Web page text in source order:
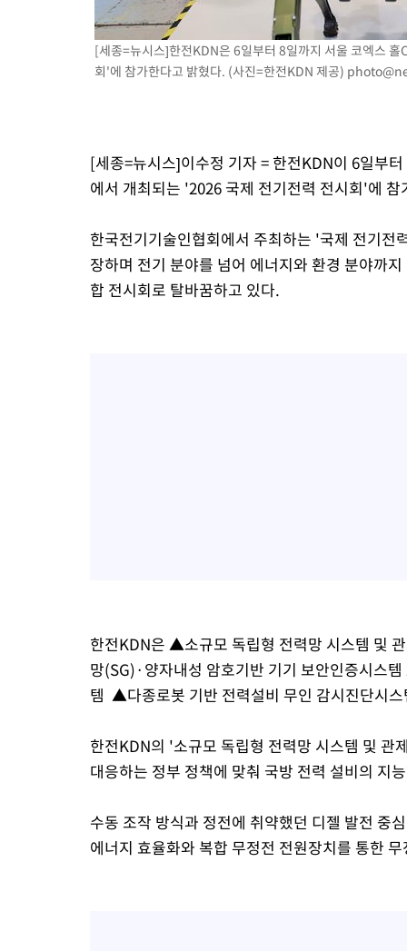
[속보]뉴욕증시 상승 마감…S&P 0.6% 나스닥 1.3%↑
[세종=뉴시스]한전KDN은 6일부터 8일까지 서울 코엑스
회'에 참가한다고 밝혔다. (사진=한전KDN 제공)
[세종=뉴시스]이수정 기자 = 한전KDN이 6일부
에서 개최되는 '2026 국제 전기전력 전시회'에 참
한국전기기술인협회에서 주최하는 '국제 전기
장하며 전기 분야를 넘어 에너지와 환경 분야까
합 전시회로 탈바꿈하고 있다.
한전KDN은 ▲소규모 독립형 전력망 시스템 및
망(SG)·양자내성 암호기반 기기 보안인증시스
템 ▲다종로봇 기반 전력설비 무인 감시진단시
한전KDN의 '소규모 독립형 전력망 시스템 및 관
대응하는 정부 정책에 맞춰 국방 전력 설비의 지
수동 조작 방식과 정전에 취약했던 디젤 발전 중
에너지 효율화와 복합 무정전 전원장치를 통한